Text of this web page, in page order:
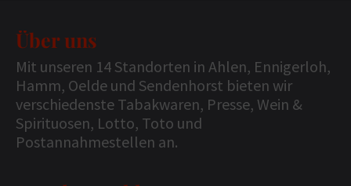
Über uns
Mit unseren 14 Standorten in Ahlen, Ennigerloh,
Hamm, Oelde und Sendenhorst bieten wir
verschiedenste Tabakwaren, Presse, Wein &
Spirituosen, Lotto, Toto und
Postannahmestellen an.